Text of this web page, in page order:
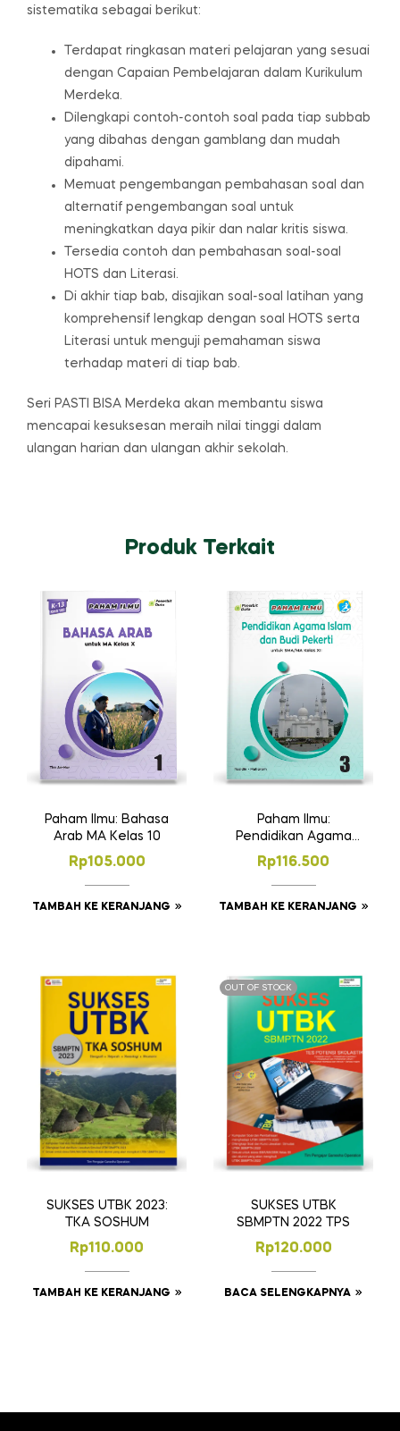
sistematika sebagai berikut:
Terdapat ringkasan materi pelajaran yang sesuai
dengan Capaian Pembelajaran dalam Kurikulum
Merdeka.
Dilengkapi contoh-contoh soal pada tiap subbab
yang dibahas dengan gamblang dan mudah
dipahami.
Memuat pengembangan pembahasan soal dan
alternatif pengembangan soal untuk
meningkatkan daya pikir dan nalar kritis siswa.
Tersedia contoh dan pembahasan soal-soal
HOTS dan Literasi.
Di akhir tiap bab, disajikan soal-soal latihan yang
komprehensif lengkap dengan soal HOTS serta
Literasi untuk menguji pemahaman siswa
terhadap materi di tiap bab.
Seri PASTI BISA Merdeka akan membantu siswa
mencapai kesuksesan meraih nilai tinggi dalam
ulangan harian dan ulangan akhir sekolah.
Produk Terkait
Paham Ilmu: Bahasa
Arab MA Kelas 10
Rp105.000
TAMBAH KE KERANJANG
Paham Ilmu:
Pendidikan Agama
Islam dan Budi
Pekerti SMA/MA
Kelas 12
Rp116.500
TAMBAH KE KERANJANG
SUKSES UTBK 2023:
TKA SOSHUM
Rp110.000
TAMBAH KE KERANJANG
OUT OF STOCK
SUKSES UTBK
SBMPTN 2022 TPS
Rp120.000
BACA SELENGKAPNYA